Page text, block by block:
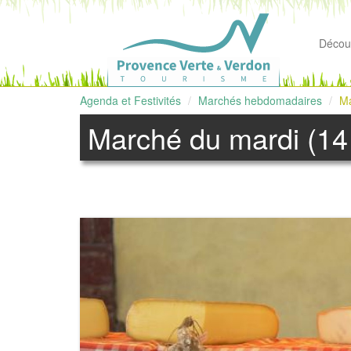
Agenda et Festivités Marchés hebdomadaires
Marché du mardi